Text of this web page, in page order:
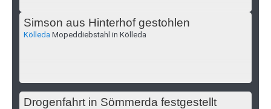
Simson aus Hinterhof gestohlen
Kölleda Mopeddiebstahl in Kölleda
Drogenfahrt in Sömmerda festgestellt